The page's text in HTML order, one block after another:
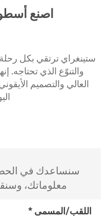
اصنع
ستينغراي ترتقي بكل
والتنوّع الذي تحتاجه.
العالي والتصميم
سنساعدك في
معلوماتك،
اللقب/المسمى *